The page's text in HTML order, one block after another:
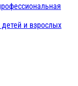
и взрослых